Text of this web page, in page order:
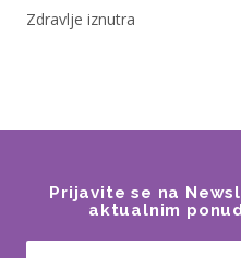
Zdravlje iznutra
Prijavite se na
aktualnim